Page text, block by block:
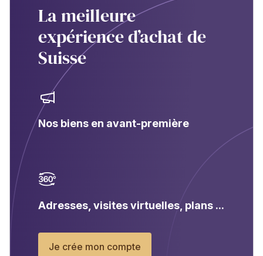
La meilleure
expérience d’achat de
Suisse
Nos biens en avant-première
Adresses, visites virtuelles, plans ...
Je crée mon compte